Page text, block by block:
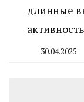
длинные
30.04.2025